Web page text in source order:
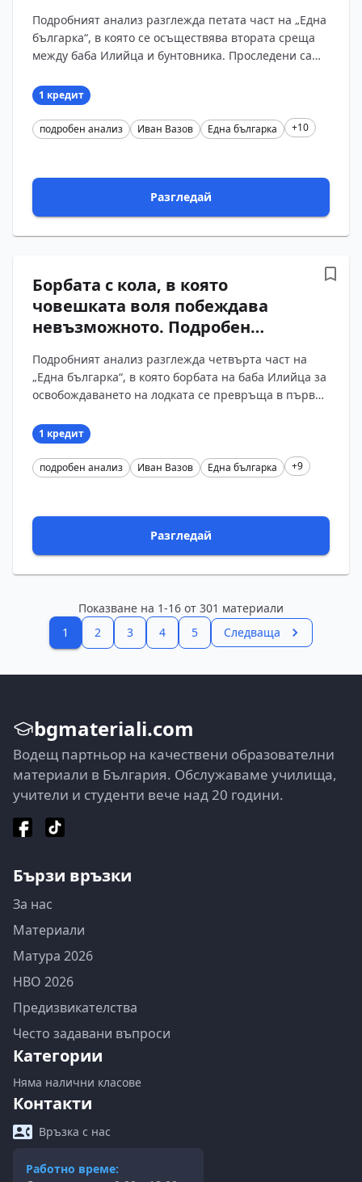
с въпроси и отговори
Подробният анализ разглежда петата част на „Една
българка“, в която се осъществява втората среща
между баба Илийца и бунтовника. Проследени са
1 кредит
подробен анализ Иван Вазов Една българка +10
Разгледай
Борбата с кола, в която
човешката воля побеждава
невъзможното. Подробен
българка“ от Иван Вазов с
въпроси и отговори
Подробният анализ разглежда четвърта част на
„Една българка“, в която борбата на баба Илийца за
освобождаването на лодката се превръща в първа
1 кредит
подробен анализ Иван Вазов Една българка +9
Разгледай
Показване на 1-16 от 301 материали
1
2 3 4 5 Следваща
bgmateriali.com
Водещ партньор на качествени образователни
материали в България. Обслужаваме училища,
учители и студенти вече над 20 години.
Бързи връзки
За нас
Материали
Матура 2026
НВО 2026
Предизвикателства
Често задавани въпроси
Категории
Няма налични класове
Контакти
Връзка с нас
Работно време: